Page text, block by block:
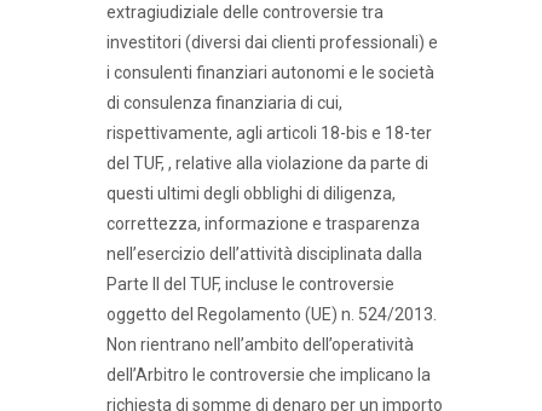
extragiudiziale delle controversie tra
investitori (diversi dai clienti professionali) e
i consulenti finanziari autonomi e le società
di consulenza finanziaria di cui,
rispettivamente, agli articoli 18-bis e 18-ter
del TUF, , relative alla violazione da parte di
questi ultimi degli obblighi di diligenza,
correttezza, informazione e trasparenza
nell’esercizio dell’attività disciplinata dalla
Parte II del TUF, incluse le controversie
oggetto del Regolamento (UE) n. 524/2013.
Non rientrano nell’ambito dell’operatività
dell’Arbitro le controversie che implicano la
richiesta di somme di denaro per un importo